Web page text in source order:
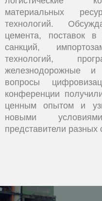
материальных
технологий.
цемента, поставок в
санкций,
технологий,
железнодорожные и
вопросы
конференции
ценным опытом и
новыми
представители разных